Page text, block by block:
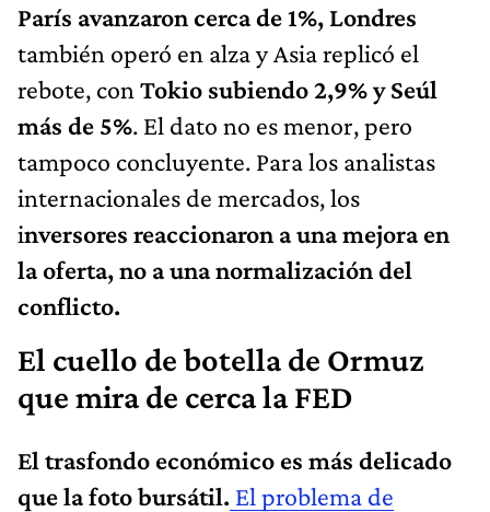
París avanzaron cerca de 1%, Londres
también operó en alza y Asia replicó el
rebote, con Tokio subiendo 2,9% y Seúl
más de 5%. El dato no es menor, pero
tampoco concluyente. Para los analistas
internacionales de mercados, los
inversores reaccionaron a una mejora en
la oferta, no a una normalización del
conflicto.
El cuello de botella de Ormuz
que mira de cerca la FED
El trasfondo económico es más delicado
que la foto bursátil. El problema de